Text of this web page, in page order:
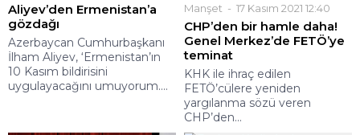
Aliyev’den Ermenistan’a
gözdağı
Azerbaycan Cumhurbaşkanı
İlham Aliyev, ‘Ermenistan’ın
10 Kasım bildirisini
uygulayacağını umuyorum....
Manşet 17 Kasım 2021 12:40
CHP’den bir hamle daha!
Genel Merkez’de FETÖ’ye
teminat
KHK ile ihraç edilen
FETÖ’cülere yeniden
yargılanma sözü veren
CHP’den...